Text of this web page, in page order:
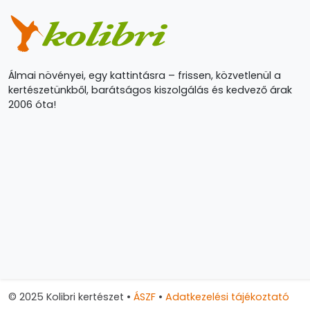
Álmai növényei, egy kattintásra – frissen, közvetlenül a
kertészetünkből, barátságos kiszolgálás és kedvező árak
2006 óta!
© 2025 Kolibri kertészet • ÁSZF • Adatkezelési tájékoztató